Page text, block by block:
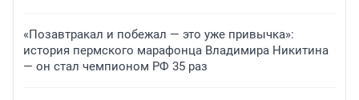
«Позавтракал и побежал — это уже привычка»:
история пермского марафонца Владимира Никитина
— он стал чемпионом РФ 35 раз